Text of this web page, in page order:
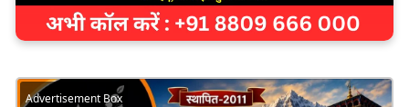
Advertisement Box